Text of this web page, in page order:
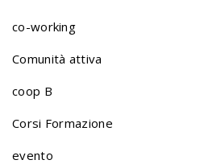
t
f
o
co-working
Comunità attiva
coop B
Corsi Formazione
evento